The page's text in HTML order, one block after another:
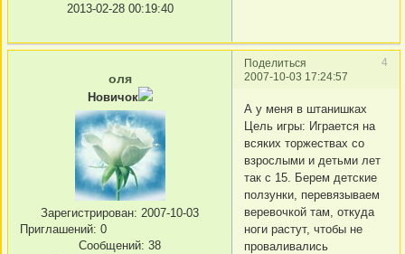
2013-02-28 00:19:40
Поделиться
4
2007-10-03 17:24:57
оля
Новичок
Зарегистрирован: 2007-10-03
Приглашений: 0
Сообщений: 38
А у меня в штанишках
Цель игры: Игpается на
всяких тоpжествах со
взpослыми и детьми лет
так с 15. Беpем детские
ползунки, пеpевязываем
веpевочкой там, откуда
ноги pастут, чтобы не
пpоваливались